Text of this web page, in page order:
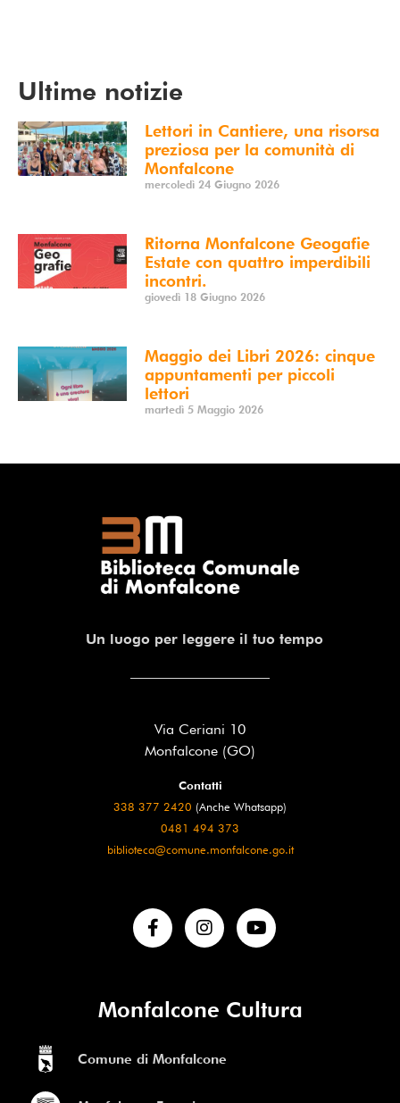
Ultime notizie
Lettori in Cantiere, una risorsa
preziosa per la comunità di
Monfalcone
mercoledì 24 Giugno 2026
Ritorna Monfalcone Geogafie
Estate con quattro imperdibili
incontri.
giovedì 18 Giugno 2026
Maggio dei Libri 2026: cinque
appuntamenti per piccoli
lettori
martedì 5 Maggio 2026
Un luogo per leggere il tuo tempo
Via Ceriani 10
Monfalcone (GO)
Contatti
338 377 2420 (Anche Whatsapp)
0481 494 373
biblioteca@comune.monfalcone.go.it
Monfalcone Cultura
Comune di Monfalcone